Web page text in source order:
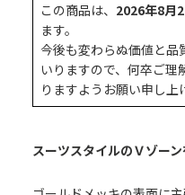
この商品は、 2026年8月
ます。
今後も変わらぬ価値と品
いりますので、何卒ご理
りますようお願い申し上
スーツスタイルのＶゾー